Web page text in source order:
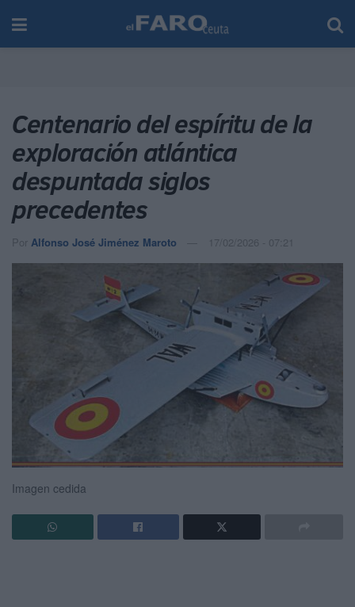
Centenario del espíritu de la
exploración atlántica
despuntada siglos
precedentes
Por Alfonso José Jiménez Maroto 17/02/2026 - 07:21
Imagen cedida